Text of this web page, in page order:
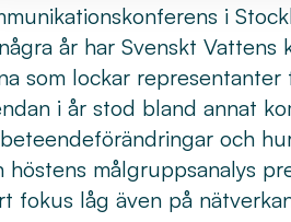
i
år har Svenskt
som lockar
i år stod bland annat
och
höstens målgruppsanalys
fokus låg även på